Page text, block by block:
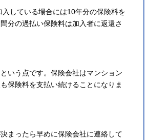
している場合には10年分の保険料を
分の過払い保険料は加入者に返還さ
いう点です。保険会社はマンション
保険料を支払い続けることになりま
まったら早めに保険会社に連絡して